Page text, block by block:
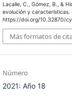
Lacalle, C., Gómez, B., &
evolución y características.
https://doi.org/10.32870/
Más formatos de
Número
2021: Año 18